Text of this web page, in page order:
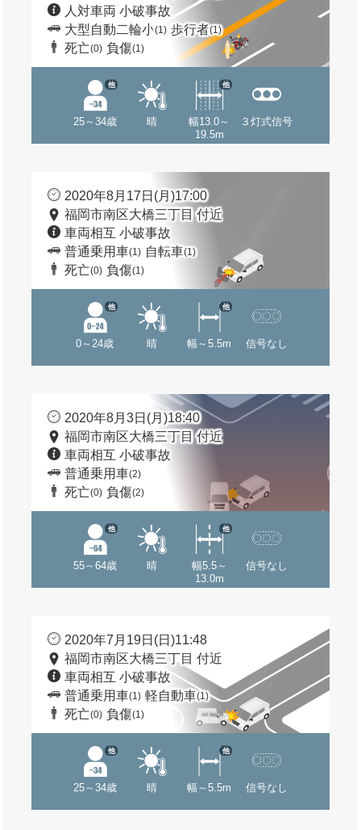
人対車両 小破事故
大型自動二輪小(1) 歩行者(1)
死亡(0) 負傷(1)
25～34歳
他
晴
幅13.0～
19.5m
他
３灯式信号
2020年8月17日(月)17:00
福岡市南区大橋三丁目 付近
車両相互 小破事故
普通乗用車(1) 自転車(1)
死亡(0) 負傷(1)
0～24歳
他
晴 幅～5.5m
他
信号なし
2020年8月3日(月)18:40
福岡市南区大橋三丁目 付近
車両相互 小破事故
普通乗用車(2)
死亡(0) 負傷(2)
55～64歳
他
晴
幅5.5～
13.0m
他
信号なし
2020年7月19日(日)11:48
福岡市南区大橋三丁目 付近
車両相互 小破事故
普通乗用車(1) 軽自動車(1)
死亡(0) 負傷(1)
25～34歳
他
晴 幅～5.5m
他
信号なし